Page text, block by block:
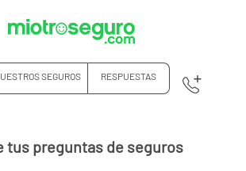
SEGUROS RESPUESTAS
tus preguntas de seguros